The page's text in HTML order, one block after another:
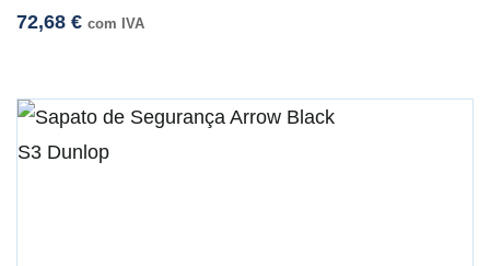
72,68 € com IVA